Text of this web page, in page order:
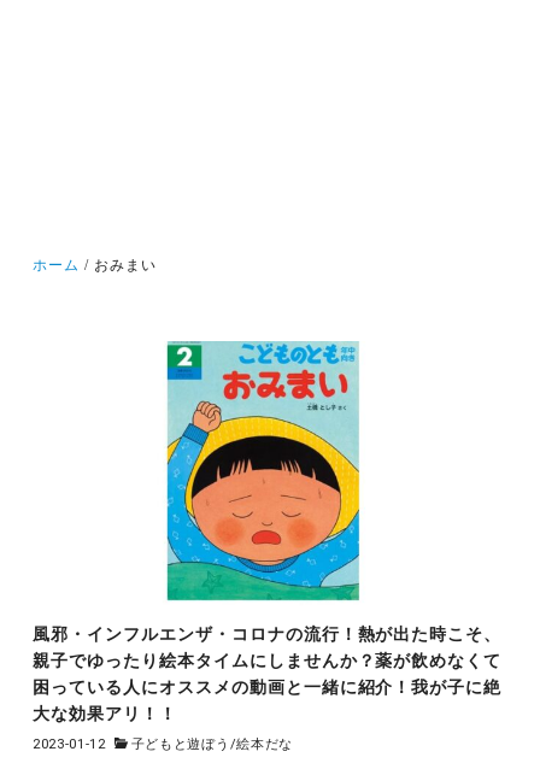
ホーム おみまい
風邪・インフルエンザ・コロナの流行！熱が出た時こそ、
親子でゆったり絵本タイムにしませんか？薬が飲めなくて
困っている人にオススメの動画と一緒に紹介！我が子に絶
大な効果アリ！！
2023-01-12 子どもと遊ぼう /絵本だな